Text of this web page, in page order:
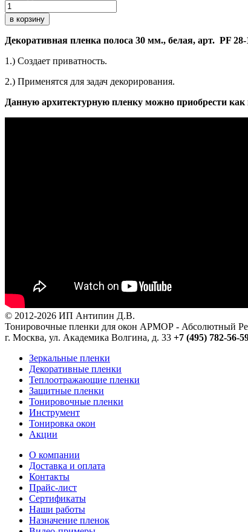
в корзину
Декоративная пленка полоса 30 мм., белая, арт. PF 28-
1.) Создает приватность.
2.) Применятся для задач декорирования.
Данную архитектурную пленку можно приобрести как
© 2012-2026 ИП Антипин Д.В.
Тонировочные пленки для окон АРМОР - Абсолютный
г. Москва, ул. Академика Волгина, д. 33 +7 (495) 782-56-
Зеркальные пленки
Декоративные пленки
Теплоотражающие пленки
Защитные пленки
Тонировочные пленки
Инструмент
Тонировка окон
Акции
О компании
Доставка и оплата
Контакты
Прайс-лист
Сертификаты
Наши работы
Назначение пленок